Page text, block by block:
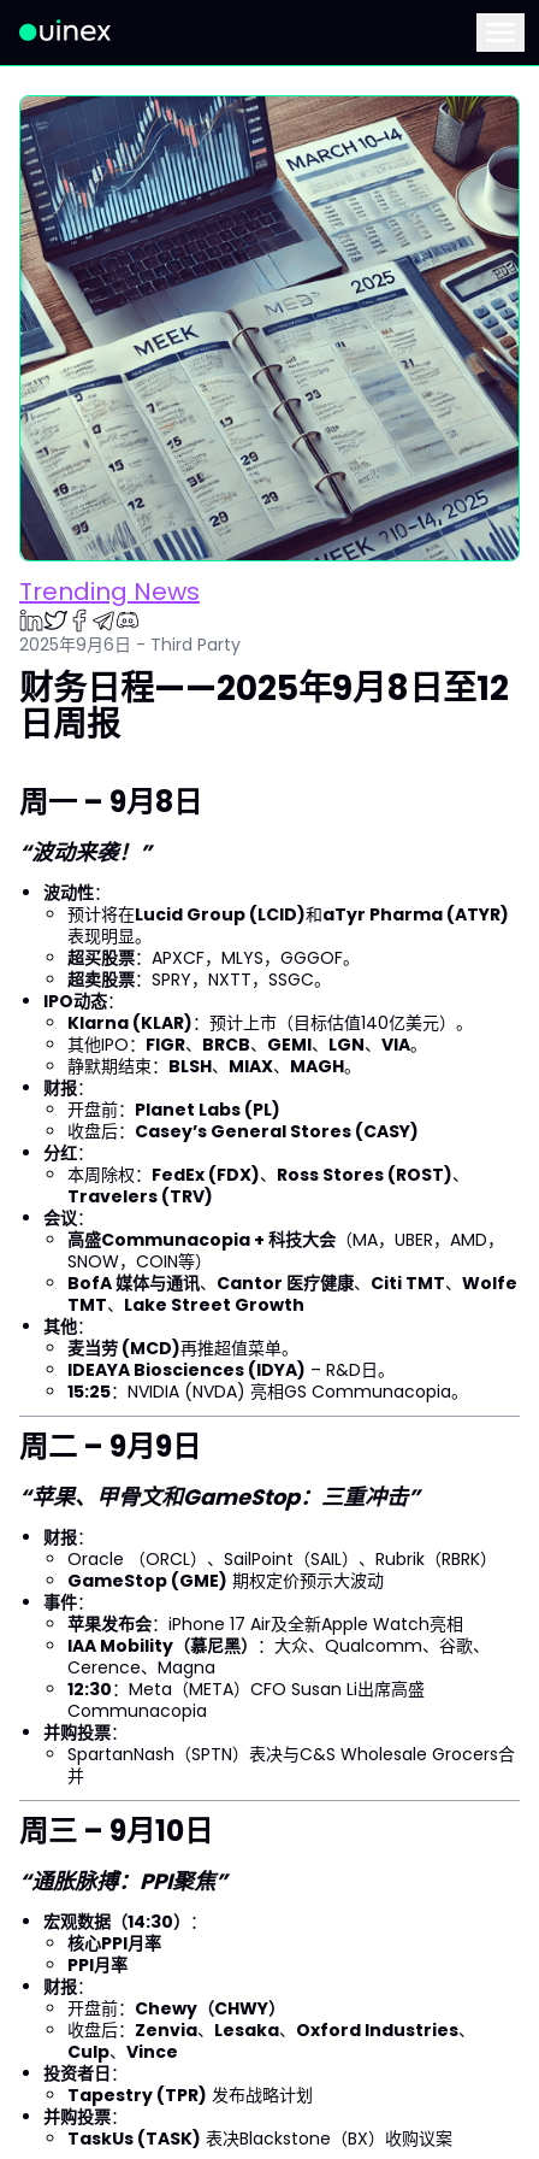
Trending News
2025年9月6日 - Third Party
财务日程——2025年9月8日至12
日周报
周一 – 9月8日
“波动来袭！”
波动性：
预计将在Lucid Group (LCID)和aTyr Pharma (ATYR)
表现明显。
超买股票：APXCF，MLYS，GGGOF。
超卖股票：SPRY，NXTT，SSGC。
IPO动态：
Klarna (KLAR)：预计上市（目标估值140亿美元）。
其他IPO： FIGR、 BRCB、 GEMI、 LGN、 VIA。
静默期结束： BLSH、 MIAX、 MAGH。
财报：
开盘前： Planet Labs (PL)
收盘后： Casey’s General Stores (CASY)
分红：
本周除权： FedEx (FDX)、 Ross Stores (ROST)、
Travelers (TRV)
会议：
高盛Communacopia + 科技大会 （MA，UBER，AMD，
SNOW，COIN等）
BofA 媒体与通讯、 Cantor 医疗健康、 Citi TMT、 Wolfe
TMT、 Lake Street Growth
其他：
麦当劳 (MCD)再推超值菜单。
IDEAYA Biosciences (IDYA) – R&D日。
15:25：NVIDIA (NVDA) 亮相GS Communacopia。
周二 – 9月9日
“苹果、甲骨文和GameStop：三重冲击”
财报：
Oracle （ORCL）、SailPoint（SAIL）、Rubrik（RBRK）
GameStop (GME) 期权定价预示大波动
事件：
苹果发布会：iPhone 17 Air及全新Apple Watch亮相
IAA Mobility（慕尼黑） ：大众、Qualcomm、谷歌、
Cerence、Magna
12:30：Meta（META）CFO Susan Li出席高盛
Communacopia
并购投票：
SpartanNash（SPTN）表决与C&S Wholesale Grocers合
并
周三 – 9月10日
“通胀脉搏：PPI聚焦”
宏观数据（14:30） ：
核心PPI月率
PPI月率
财报：
开盘前： Chewy（CHWY）
收盘后： Zenvia、 Lesaka、 Oxford Industries、
Culp、 Vince
投资者日：
Tapestry (TPR) 发布战略计划
并购投票：
TaskUs (TASK) 表决Blackstone（BX）收购议案